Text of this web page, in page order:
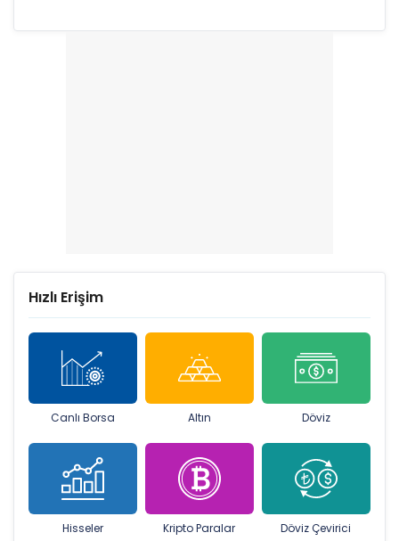
Hızlı Erişim
Canlı Borsa Altın Döviz
Hisseler Kripto Paralar Döviz Çevirici